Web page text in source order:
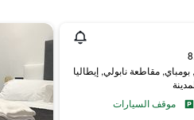
موقف السيارات